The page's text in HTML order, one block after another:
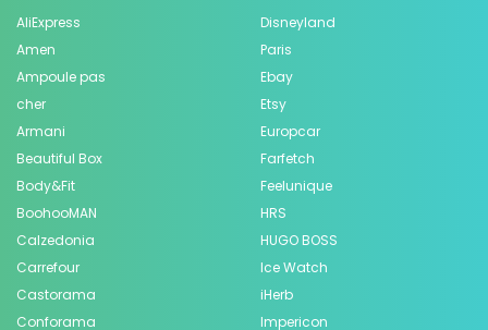
AliExpress
Amen
Ampoule pas
cher
Armani
Beautiful Box
Body&Fit
BoohooMAN
Calzedonia
Carrefour
Castorama
Conforama
Disneyland
Paris
Ebay
Etsy
Europcar
Farfetch
Feelunique
HRS
HUGO BOSS
Ice Watch
iHerb
Impericon